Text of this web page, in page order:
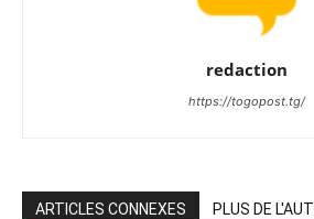
redaction
https://togopost.tg/
ARTICLES CONNEXES PLUS DE